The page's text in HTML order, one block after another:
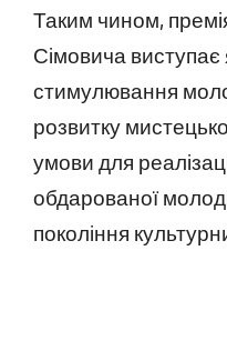
Таким чином,
Сімовича
стимулювання
розвитку
умови для
обдарованої
покоління